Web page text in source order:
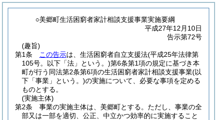
○美郷町生活困窮者家計相談支援事業実施要綱
平成27年12月10日
告示第72号
(趣旨)
第1条
この告示は、生活困窮者自立支援法(平成25年法律第
105号。以下「法」という。)第6条第1項の規定に基づき本
町が行う同法第2条第6項の生活困窮者家計相談支援事業(以
下「事業」という。)の実施について、必要な事項を定める
ものとする。
(実施主体)
第2条
事業の実施主体は、美郷町とする。 ただし、事業の全
部又は一部を適切、公正、中立かつ効率的に実施すること